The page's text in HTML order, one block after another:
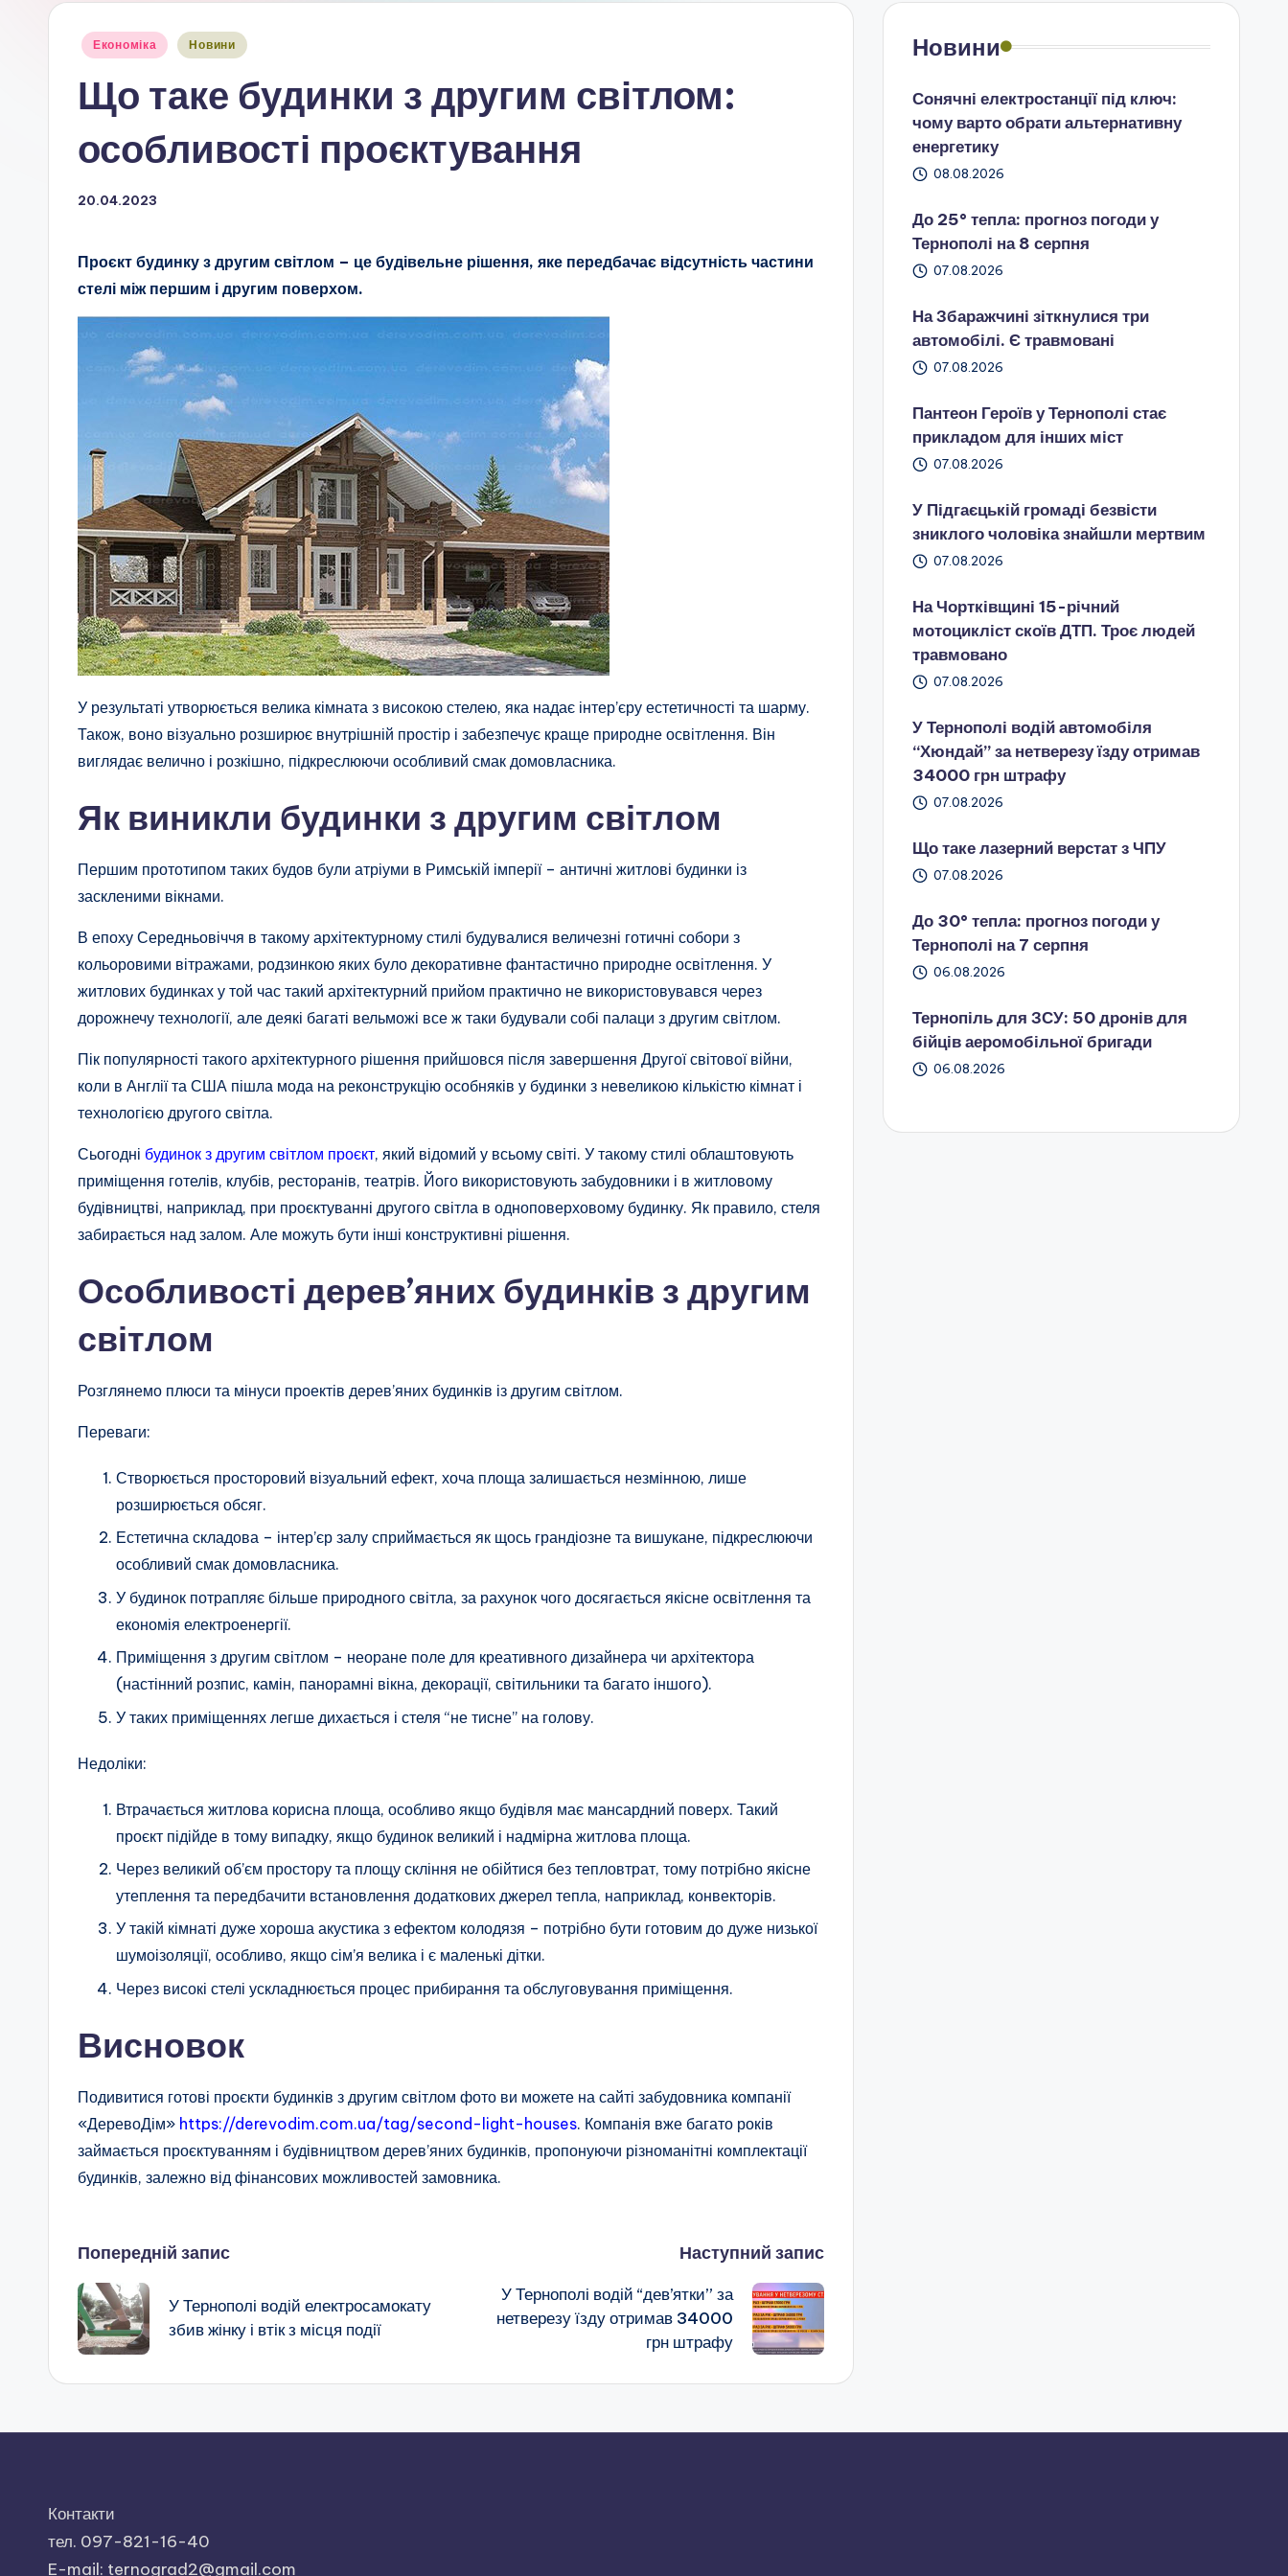
Опубліковано
Економіка Новини
Що таке будинки з другим світлом:
особливості проєктування
20.04.2023
Проєкт будинку з другим світлом – це будівельне рішення, яке передбачає відсутність частини
стелі між першим і другим поверхом.
У результаті утворюється велика кімната з високою стелею, яка надає інтер’єру естетичності та шарму.
Також, воно візуально розширює внутрішній простір і забезпечує краще природне освітлення. Він
виглядає велично і розкішно, підкреслюючи особливий смак домовласника.
Як виникли будинки з другим світлом
Першим прототипом таких будов були атріуми в Римській імперії – античні житлові будинки із
заскленими вікнами.
В епоху Середньовіччя в такому архітектурному стилі будувалися величезні готичні собори з
кольоровими вітражами, родзинкою яких було декоративне фантастично природне освітлення. У
житлових будинках у той час такий архітектурний прийом практично не використовувався через
дорожнечу технології, але деякі багаті вельможі все ж таки будували собі палаци з другим світлом.
Пік популярності такого архітектурного рішення прийшовся після завершення Другої світової війни,
коли в Англії та США пішла мода на реконструкцію особняків у будинки з невеликою кількістю кімнат і
технологією другого світла.
Сьогодні будинок з другим світлом проєкт, який відомий у всьому світі. У такому стилі облаштовують
приміщення готелів, клубів, ресторанів, театрів. Його використовують забудовники і в житловому
будівництві, наприклад, при проєктуванні другого світла в одноповерховому будинку. Як правило, стеля
забирається над залом. Але можуть бути інші конструктивні рішення.
Особливості дерев’яних будинків з другим
світлом
Розглянемо плюси та мінуси проектів дерев’яних будинків із другим світлом.
Переваги:
Створюється просторовий візуальний ефект, хоча площа залишається незмінною, лише
розширюється обсяг.
Естетична складова – інтер’єр залу сприймається як щось грандіозне та вишукане, підкреслюючи
особливий смак домовласника.
У будинок потрапляє більше природного світла, за рахунок чого досягається якісне освітлення та
економія електроенергії.
Приміщення з другим світлом – неоране поле для креативного дизайнера чи архітектора
(настінний розпис, камін, панорамні вікна, декорації, світильники та багато іншого).
У таких приміщеннях легше дихається і стеля “не тисне” на голову.
Недоліки:
Втрачається житлова корисна площа, особливо якщо будівля має мансардний поверх. Такий
проєкт підійде в тому випадку, якщо будинок великий і надмірна житлова площа.
Через великий об’єм простору та площу скління не обійтися без тепловтрат, тому потрібно якісне
утеплення та передбачити встановлення додаткових джерел тепла, наприклад, конвекторів.
У такій кімнаті дуже хороша акустика з ефектом колодязя – потрібно бути готовим до дуже низької
шумоізоляції, особливо, якщо сім’я велика і є маленькі дітки.
Через високі стелі ускладнюється процес прибирання та обслуговування приміщення.
Висновок
Подивитися готові проєкти будинків з другим світлом фото ви можете на сайті забудовника компанії
«ДеревоДім» https://derevodim.com.ua/tag/second-light-houses. Компанія вже багато років
займається проєктуванням і будівництвом дерев’яних будинків, пропонуючи різноманітні комплектації
будинків, залежно від фінансових можливостей замовника.
Навігація
по
запису
Попередній запис
У Тернополі водій електросамокату
збив жінку і втік з місця події
Наступний запис
У Тернополі водій “дев’ятки” за
нетверезу їзду отримав 34000
грн штрафу
Новини
Сонячні електростанції під ключ:
чому варто обрати альтернативну
енергетику
08.08.2026
До 25° тепла: прогноз погоди у
Тернополі на 8 серпня
07.08.2026
На Збаражчині зіткнулися три
автомобілі. Є травмовані
07.08.2026
Пантеон Героїв у Тернополі стає
прикладом для інших міст
07.08.2026
У Підгаєцькій громаді безвісти
зниклого чоловіка знайшли мертвим
07.08.2026
На Чортківщині 15-річний
мотоцикліст скоїв ДТП. Троє людей
травмовано
07.08.2026
У Тернополі водій автомобіля
“Хюндай” за нетверезу їзду отримав
34000 грн штрафу
07.08.2026
Що таке лазерний верстат з ЧПУ
07.08.2026
До 30° тепла: прогноз погоди у
Тернополі на 7 серпня
06.08.2026
Тернопіль для ЗСУ: 50 дронів для
бійців аеромобільної бригади
06.08.2026
Контакти
тел. 097-821-16-40
E-mail: ternograd2@gmail.com